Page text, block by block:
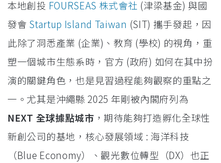
本地創投 FOURSEAS 株式會社 (津梁基金) 與國
發會 Startup Island Taiwan (SIT) 攜手發起，因
此除了洞悉產業 (企業)、教育 (學校) 的視角，重
塑一個城市生態系時，官方 (政府) 如何在其中扮
演的關鍵角色，也是見習過程能夠觀察的重點之
一。尤其是沖繩縣 2025 年剛被內閣府列為
NEXT 全球據點城市 ，期待能夠打造孵化全球性
新創公司的基地，核心發展領域 : 海洋科技
（Blue Economy）、觀光數位轉型（DX）也正